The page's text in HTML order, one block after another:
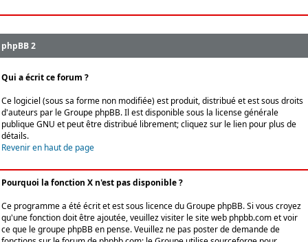
phpBB 2
Qui a écrit ce forum ?
Ce logiciel (sous sa forme non modifiée) est produit, distribué et est sous droits
d'auteurs par leGroupe phpBB. Il est disponible sous la license générale
publique GNU et peut être distribué librement; cliquez sur le lien pour plus de
détails.
Revenir en haut de page
Pourquoi la fonction X n'est pas disponible ?
Ce programme a été écrit et est sous licence du Groupe phpBB. Si vous croyez
qu'une fonction doit être ajoutée, veuillez visiter le site web phpbb.com et voir
ce que le groupe phpBB en pense. Veuillez ne pas poster de demande de